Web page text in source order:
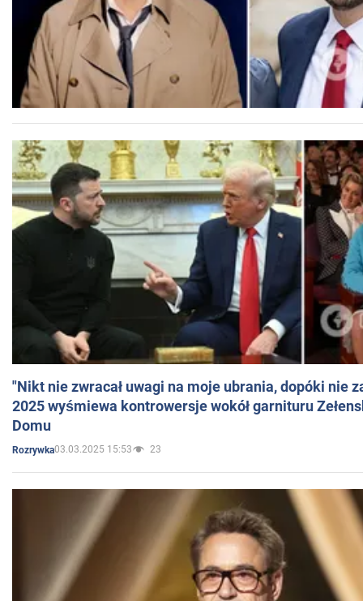
"Nikt nie zwracał uwagi na moje ubrania, dopóki nie
2025 wyśmiewa kontrowersje wokół garnituru
Domu
Rozrywka03.03.2025 15:53 23